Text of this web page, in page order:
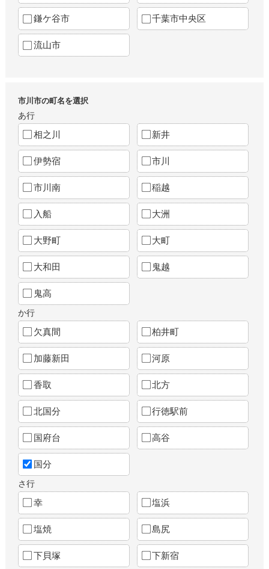
鎌ケ谷市 千葉市中央区
流山市
市川市の町名を選択
あ行
相之川 新井
伊勢宿 市川
市川南 稲越
入船 大洲
大野町 大町
大和田 鬼越
鬼高
か行
欠真間 柏井町
加藤新田 河原
香取 北方
北国分 行徳駅前
国府台 高谷
国分
さ行
幸 塩浜
塩焼 島尻
下貝塚 下新宿